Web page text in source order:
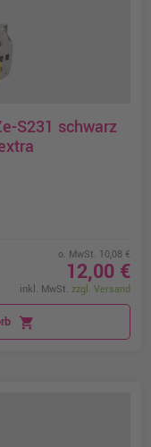
S231 schwarz
o. MwSt. 10,08 €
12,00 €
inkl. MwSt. zzgl. Versand
shopping_cart